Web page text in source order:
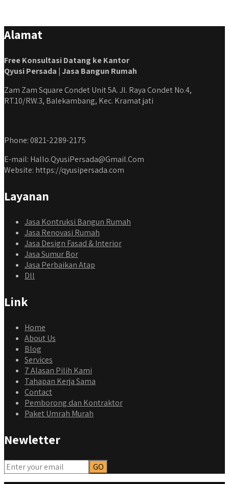
Alamat
Free Konsultasi Datang ke Kantor
Qyusi Persada | Jasa Bangun Rumah
Zam Zam Square Condet Unit 5A. Jl. Raya Condet No.4,
RT.10/RW.3, Balekambang, Kec. Kramat jati
Phone: 0821-2289-2175
E-mail: Hallo.QyusiPersada@Gmail.Com
Website: https://qyusipersada.com
Layanan
Jasa Kontruksi Bangun Rumah
Jasa Renovasi Rumah
Jasa Design Fasad & Interior
Jasa Sumur Bor
Jasa Perbaikan Atap
Dll
Link
Home
About Us
Blog
Services
7 Alasan Pilih Kami
Tahapan Kerja Sama
Contact
Pemborong dan Kontraktor
Paket Umrah Murah
Newletter